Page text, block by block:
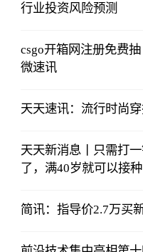
行业投资风险预测
csgo开箱网注册免费
微速讯
天天速讯：流行时尚穿
天天新消息丨只需打
了，满40岁就可以接种
简讯：指导价2.7万买